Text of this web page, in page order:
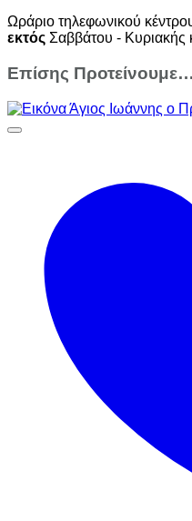
Ωράριο τηλεφωνικού
εκτός Σαββάτου - Κυριακής
Επίσης Προτείνουμε…